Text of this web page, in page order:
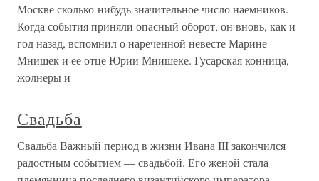
Москве сколько-нибудь значительное число наемников.
Когда события приняли опасный оборот, он вновь, как и
год назад, вспомнил о нареченной невесте Марине
Мнишек и ее отце Юрии Мнишеке. Гусарская конница,
жолнеры и
Свадьба
Свадьба Важный период в жизни Ивана III закончился
радостным событием — свадьбой. Его женой стала